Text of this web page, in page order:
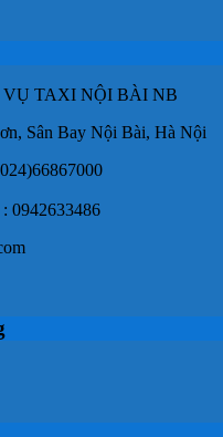
VỤ TAXI NỘI BÀI NB
Sân Bay Nội Bài, Hà Nội
0942633486